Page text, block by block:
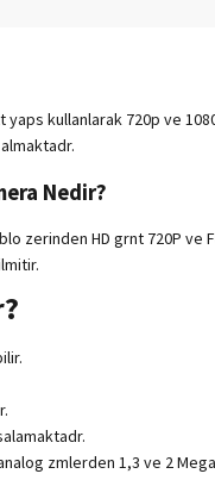
yaps kullanlarak 720p ve
Nedir?
zerinden HD grnt 720P ve
zmlerden 1,3 ve 2